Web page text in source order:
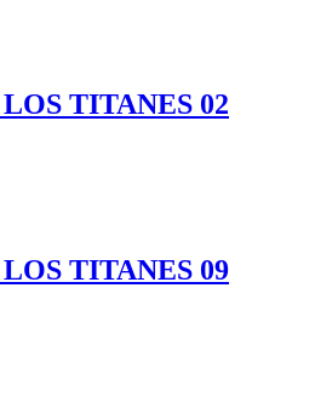
TITANES 02
TITANES 09